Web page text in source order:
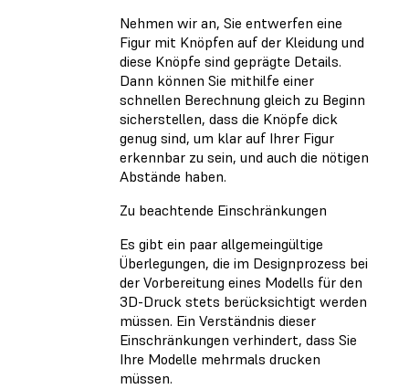
Nehmen wir an, Sie entwerfen eine
Figur mit Knöpfen auf der Kleidung und
diese Knöpfe sind geprägte Details.
Dann können Sie mithilfe einer
schnellen Berechnung gleich zu Beginn
sicherstellen, dass die Knöpfe dick
genug sind, um klar auf Ihrer Figur
erkennbar zu sein, und auch die nötigen
Abstände haben.
Zu beachtende Einschränkungen
Es gibt ein paar allgemeingültige
Überlegungen, die im Designprozess bei
der Vorbereitung eines Modells für den
3D-Druck stets berücksichtigt werden
müssen. Ein Verständnis dieser
Einschränkungen verhindert, dass Sie
Ihre Modelle mehrmals drucken
müssen.